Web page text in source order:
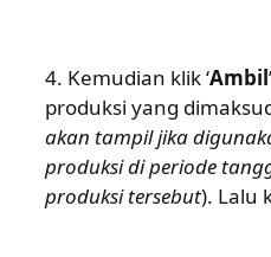
4. Kemudian klik ‘Ambil
produksi yang
akan tampil jika
produksi di periode
produksi tersebut). Lalu